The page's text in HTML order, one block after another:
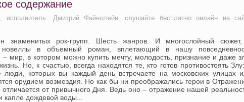
содержание
исполнитель: Дмитрий Файнштейн, слушайте бесплатно онлайн на
знаменитых рок-групп. Шесть жанров. И многослойный
новеллы в объемный роман, вплетающий в нашу
мир, в котором можно купить мечту, молодость, признание и даже
Но, к счастью, всегда находятся те, кто готов противостоять
которых вы каждый день встречаете на московских улицах
орудием возмездия. Но как бы ни преображались герои в
от привычного Дня. Ведь оно – отражение нашей
дождевой воды...